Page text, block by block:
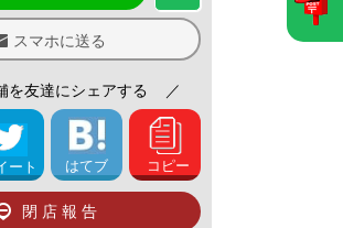
スマホに送る
を友達にシェアする ／
ート はてブ コピー
閉店報告